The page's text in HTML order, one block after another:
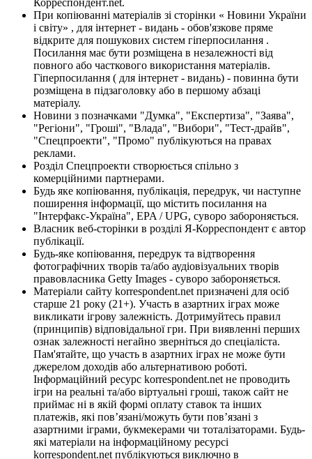
При копіюванні матеріалів зі сторінки « Новини України
і світу» , для інтернет - видань - обов'язкове пряме
відкрите для пошукових систем гіперпосилання .
Посилання має бути розміщена в незалежності від
повного або часткового використання матеріалів.
Гіперпосилання ( для інтернет - видань) - повинна бути
розміщена в підзаголовку або в першому абзаці
матеріалу.
Новини з позначками "Думка", "Експертиза", "Заява",
"Регіони", "Гроші", "Влада", "Вибори", "Тест-драйв",
"Спецпроекти", "Промо" публікуються на правах
реклами.
Розділ Спецпроекти створюється спільно з
комерційними партнерами.
Будь яке копіювання, публікація, передрук, чи наступне
поширення інформації, що містить посилання на
"Інтерфакс-Україна", EPA / UPG, суворо забороняється.
Власник веб-сторінки в розділі Я-Корреспондент є автор
публікації.
Будь-яке копіювання, передрук та відтворення
фотографічних творів та/або аудіовізуальних творів
правовласника Getty Images - суворо забороняється.
Матеріали сайту korrespondent.net призначені для осіб
старше 21 року (21+). Участь в азартних іграх може
викликати ігрову залежність. Дотримуйтесь правил
(принципів) відповідальної гри. При виявленні перших
ознак залежності негайно зверніться до спеціаліста.
Пам'ятайте, що участь в азартних іграх не може бути
джерелом доходів або альтернативою роботі.
Інформаційний ресурс korrespondent.net не проводить
ігри на реальні та/або віртуальні гроші, також сайт не
приймає ні в якій формі оплату ставок та інших
платежів, які пов’язані/можуть бути пов’язані з
азартними іграми, букмекерами чи тоталізаторами. Будь-
які матеріали на інформаційному ресурсі
korrespondent.net публікуються виключно в